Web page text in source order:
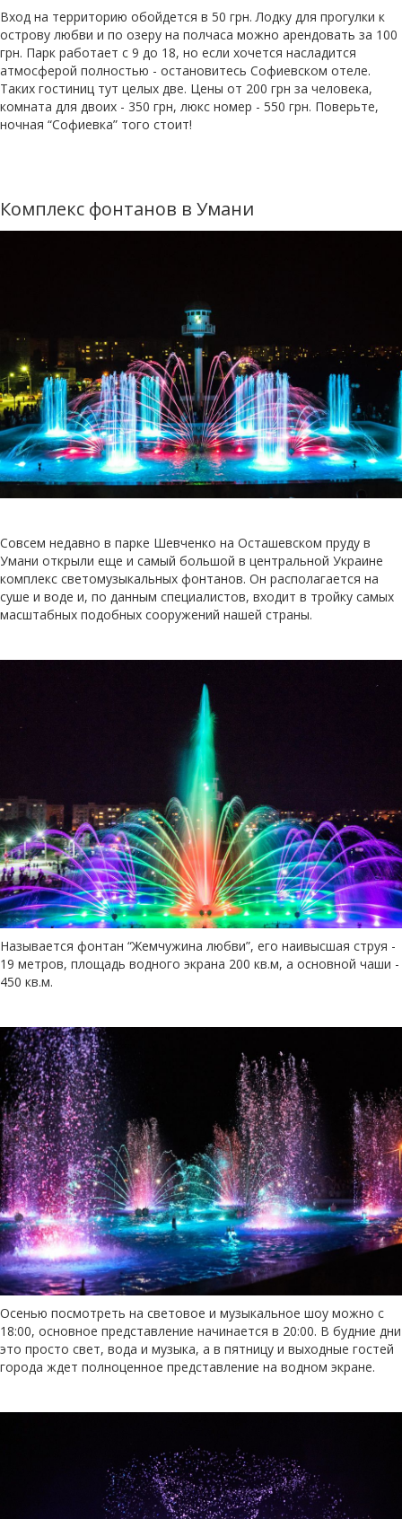
Вход на территорию обойдется в 50 грн. Лодку для прогулки к
острову любви и по озеру на полчаса можно арендовать за 100
грн. Парк работает с 9 до 18, но если хочется насладится
атмосферой полностью - остановитесь Софиевском отеле.
Таких гостиниц тут целых две. Цены от 200 грн за человека,
комната для двоих - 350 грн, люкс номер - 550 грн. Поверьте,
ночная “Софиевка” того стоит!
Комплекс фонтанов в Умани
Совсем недавно в парке Шевченко на Осташевском пруду в
Умани открыли еще и самый большой в центральной Украине
комплекс светомузыкальных фонтанов. Он располагается на
суше и воде и, по данным специалистов, входит в тройку самых
масштабных подобных сооружений нашей страны.
Называется фонтан “Жемчужина любви”, его наивысшая струя -
19 метров, площадь водного экрана 200 кв.м, а основной чаши -
450 кв.м.
Осенью посмотреть на световое и музыкальное шоу можно с
18:00, основное представление начинается в 20:00. В будние дни
это просто свет, вода и музыка, а в пятницу и выходные гостей
города ждет полноценное представление на водном экране.